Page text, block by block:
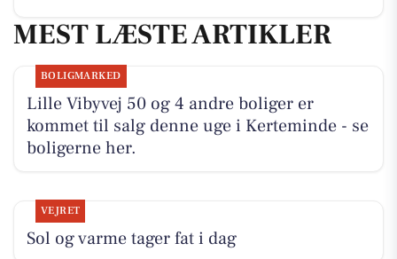
MEST LÆSTE ARTIKLER
BOLIGMARKED
Lille Vibyvej 50 og 4 andre boliger er
kommet til salg denne uge i Kerteminde - se
boligerne her.
VEJRET
Sol og varme tager fat i dag